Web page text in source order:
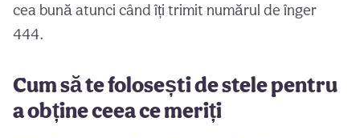
cea bună atunci când îți trimit numărul de înger
444.
Cum să te folosești de stele pentru
a obține ceea ce meriți